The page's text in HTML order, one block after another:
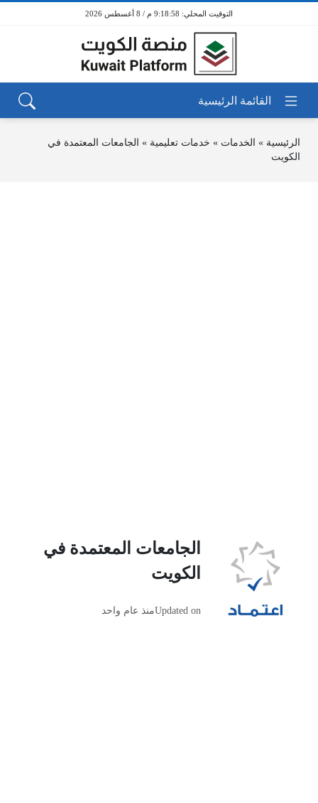
9:18:58 م / 8 أغسطس 2026
الرئيسية » الخدمات » خدمات تعليمية » الجامعات المعتمدة في
الكويت
الجامعات المعتمدة في
الكويت
Updated onمنذ عام واحد